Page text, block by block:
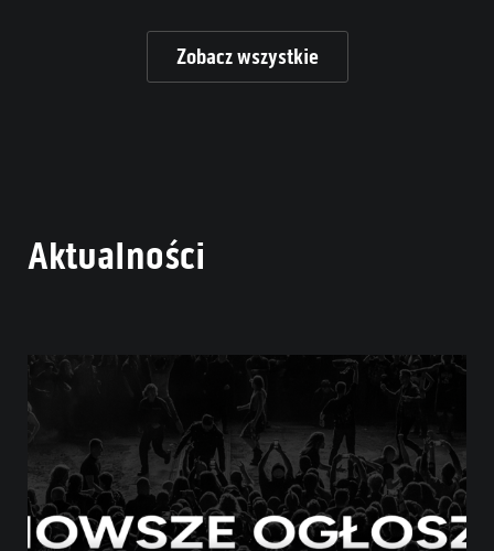
Zobacz wszystkie
Aktualności